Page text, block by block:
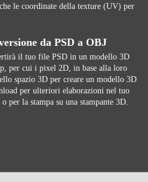
le coordinate della texture (UV) per
da PSD a OBJ
il tuo file PSD in un modello 3D
per cui i pixel 2D, in base alla loro
spazio 3D per creare un modello 3D
per ulteriori elaborazioni nel tuo
per la stampa su una stampante 3D.